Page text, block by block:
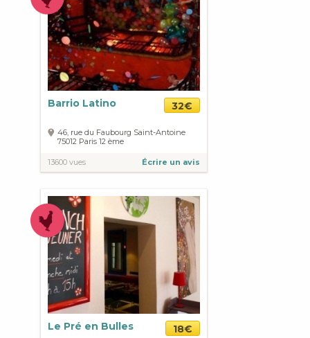
Barrio Latino 32€
46, rue du Faubourg Saint-Antoine
75012 Paris 12 ème
13600 vues Écrire un avis
Le Pré en Bulles 18€